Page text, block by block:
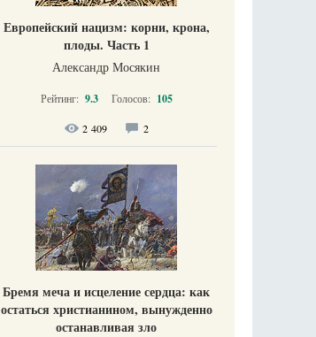
Европейский нацизм: корни, крона,
плоды. Часть 1
Александр Мосякин
Рейтинг: 9.3 Голосов: 105
2 409 2
Бремя меча и исцеление сердца: как
остаться христианином, вынужденно
останавливая зло